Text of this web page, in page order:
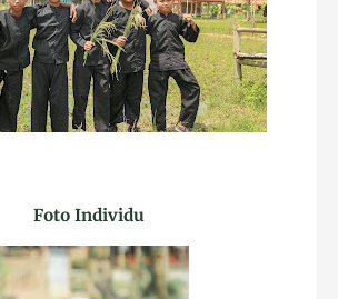
Foto Individu